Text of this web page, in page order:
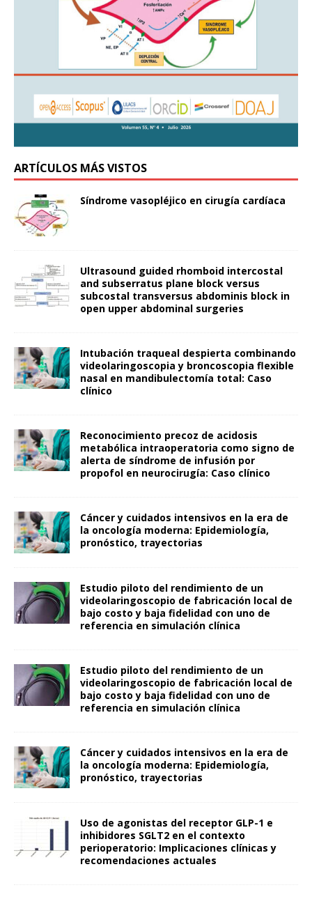
ARTÍCULOS MÁS VISTOS
Síndrome vasopléjico en cirugía cardíaca
Ultrasound guided rhomboid intercostal
and subserratus plane block versus
subcostal transversus abdominis block in
open upper abdominal surgeries
Intubación traqueal despierta combinando
videolaringoscopia y broncoscopia flexible
nasal en mandibulectomía total: Caso
clínico
Reconocimiento precoz de acidosis
metabólica intraoperatoria como signo de
alerta de síndrome de infusión por
propofol en neurocirugía: Caso clínico
Cáncer y cuidados intensivos en la era de
la oncología moderna: Epidemiología,
pronóstico, trayectorias
Estudio piloto del rendimiento de un
videolaringoscopio de fabricación local de
bajo costo y baja fidelidad con uno de
referencia en simulación clínica
Estudio piloto del rendimiento de un
videolaringoscopio de fabricación local de
bajo costo y baja fidelidad con uno de
referencia en simulación clínica
Cáncer y cuidados intensivos en la era de
la oncología moderna: Epidemiología,
pronóstico, trayectorias
Uso de agonistas del receptor GLP-1 e
inhibidores SGLT2 en el contexto
perioperatorio: Implicaciones clínicas y
recomendaciones actuales